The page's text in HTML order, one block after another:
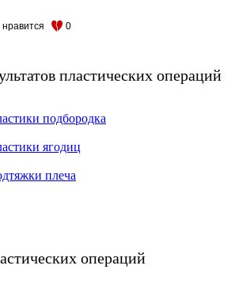
0
пластических операций
подбородка
ягодиц
плеча
операций